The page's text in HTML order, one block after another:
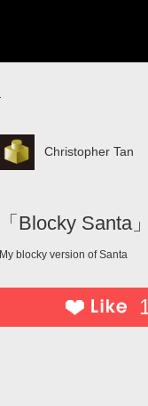
Christopher Tan
「Blocky Santa」
My blocky version of Santa